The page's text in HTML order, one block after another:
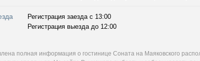
Регистрация заезда с 13:00
Регистрация выезда до 12:00
полная информация о гостинице Соната на Маяковского